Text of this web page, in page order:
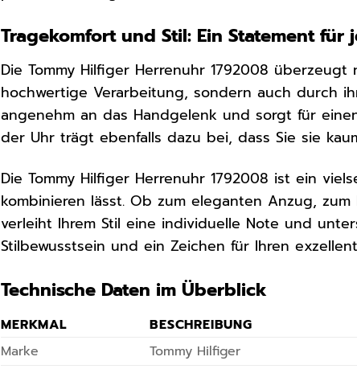
Tragekomfort und Stil: Ein Statement für
Die Tommy Hilfiger Herrenuhr 1792008
hochwertige Verarbeitung, sondern auch durch
angenehm an das Handgelenk und sorgt für
der Uhr trägt ebenfalls dazu bei, dass Sie sie
Die Tommy Hilfiger Herrenuhr 1792008 ist ein
kombinieren lässt. Ob zum eleganten Anzug,
verleiht Ihrem Stil eine individuelle Note und
Stilbewusstsein und ein Zeichen für Ihren
Technische Daten im Überblick
MERKMAL
BESCHREIBUNG
Marke
Tommy Hilfiger